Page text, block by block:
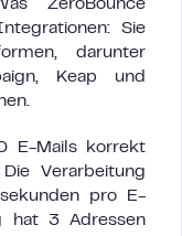
ZeroBounce
Sie
darunter
Keap und
E-Mails korrekt
Verarbeitung
pro E-
hat 3 Adressen